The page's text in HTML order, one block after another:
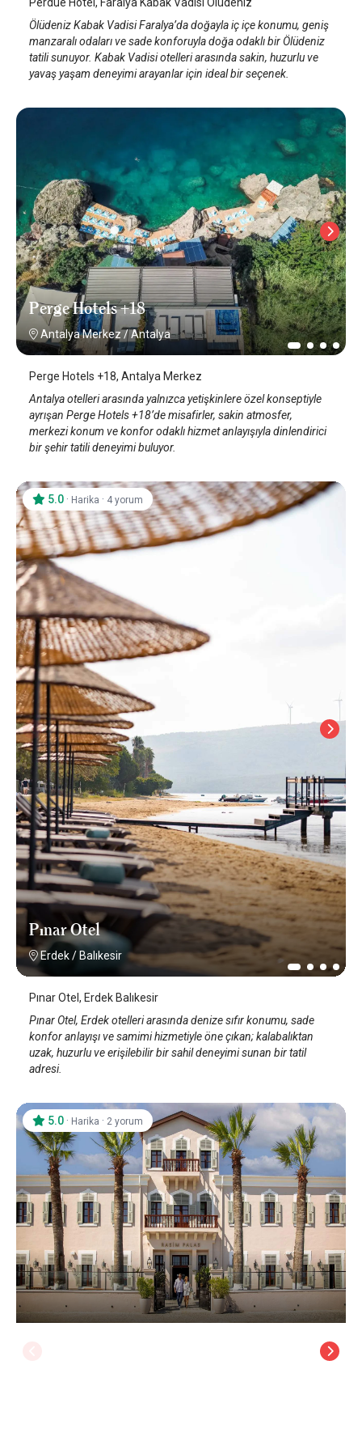
Perdue Hotel, Faralya Kabak Vadisi Ölüdeniz
Ölüdeniz Kabak Vadisi Faralya’da doğayla iç içe konumu, geniş
manzaralı odaları ve sade konforuyla doğa odaklı bir Ölüdeniz
tatili sunuyor. Kabak Vadisi otelleri arasında sakin, huzurlu ve
yavaş yaşam deneyimi arayanlar için ideal bir seçenek.
Perge Hotels +18
Antalya Merkez /Antalya
Perge Hotels +18, Antalya Merkez
Antalya otelleri arasında yalnızca yetişkinlere özel konseptiyle
ayrışan Perge Hotels +18’de misafirler, sakin atmosfer,
merkezi konum ve konfor odaklı hizmet anlayışıyla dinlendirici
bir şehir tatili deneyimi buluyor.
Pınar Otel
Erdek/ Balıkesir
5.0 · Harika · 4 yorum
Pınar Otel, Erdek Balıkesir
Pınar Otel, Erdek otelleri arasında denize sıfır konumu, sade
konfor anlayışı ve samimi hizmetiyle öne çıkan; kalabalıktan
uzak, huzurlu ve erişilebilir bir sahil deneyimi sunan bir tatil
adresi.
5.0 · Harika · 2 yorum